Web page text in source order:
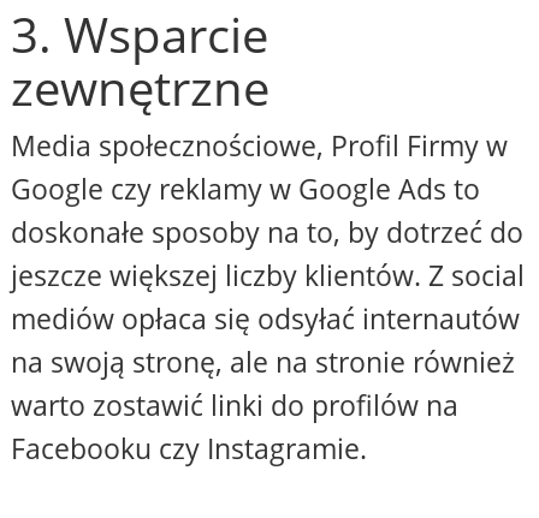
3. Wsparcie
zewnętrzne
Media społecznościowe, Profil Firmy w
Google czy reklamy w Google Ads to
doskonałe sposoby na to, by dotrzeć do
jeszcze większej liczby klientów. Z social
mediów opłaca się odsyłać internautów
na swoją stronę, ale na stronie również
warto zostawić linki do profilów na
Facebooku czy Instagramie.